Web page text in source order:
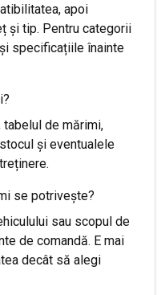
apoi
și tip. Pentru categorii
specificațiile înainte
de mărimi,
și eventualele
se potrivește?
sau scopul de
de comandă. E mai
decât să alegi